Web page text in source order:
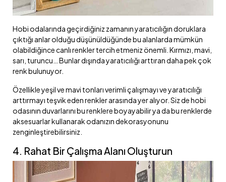
Hobi odalarında geçirdiğiniz zamanın yaratıcılığın doruklara
çıktığı anlar olduğu düşünüldüğünde bu alanlarda mümkün
olabildiğince canlı renkler tercih etmeniz önemli. Kırmızı, mavi,
sarı, turuncu… Bunlar dışında yaratıcılığı arttıran daha pek çok
renk bulunuyor.
Özellikle yeşil ve mavi tonları verimli çalışmayı ve yaratıcılığı
arttırmayı teşvik eden renkler arasında yer alıyor. Siz de hobi
odasının duvarlarını bu renklere boyayabilir ya da bu renklerde
aksesuarlar kullanarak odanızın dekorasyonunu
zenginleştirebilirsiniz.
4. Rahat Bir Çalışma Alanı Oluşturun